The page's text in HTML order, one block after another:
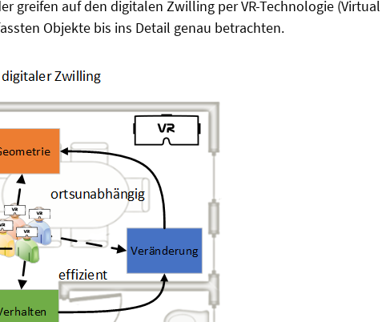
greifen auf den digitalen Zwilling per VR-Technologie (Virtual
Objekte bis ins Detail genau betrachten.